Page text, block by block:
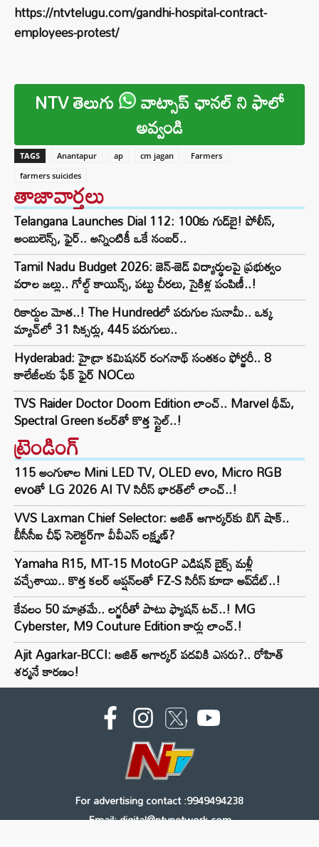
https://ntvtelugu.com/gandhi-hospital-contract-
employees-protest/
NTV తెలుగు వాట్సాప్ ఛానల్ ని ఫాలో
అవ్వండి
TAGS Anantapur ap cm jagan
Farmers
farmers suicides
తాజావార్తలు
Telangana Launches Dial 112: 100కు గుడ్‌బై! పోలీస్,
అంబులెన్స్, ఫైర్.. అన్నింటికీ ఒకే నంబర్..
Tamil Nadu Budget 2026: జెన్-జెడ్ విద్యార్థులపై ప్రభుత్వం
వరాల జల్లు.. గోల్డ్ కాయిన్స్, పట్టు చీరలు, సైకిళ్ల పంపిణీ..!
రికార్డుల మోత..! The Hundredలో పరుగుల సునామీ.. ఒక్క
మ్యాచ్‌లో 31 సిక్సర్లు, 445 పరుగులు..
Hyderabad: హైడ్రా కమిషనర్ రంగనాథ్ సంతకం ఫోర్జరీ.. 8
కాలేజీలకు ఫేక్ ఫైర్ NOCలు
TVS Raider Doctor Doom Edition లాంచ్.. Marvel థీమ్,
Spectral Green కలర్‌తో కొత్త స్టైల్..!
ట్రెండింగ్‌
115 అంగుళాల Mini LED TV, OLED evo, Micro RGB
evoతో LG 2026 AI TV సిరీస్ భారత్‌లో లాంచ్..!
VVS Laxman Chief Selector: అజిత్ అగార్కర్‌కు బిగ్ షాక్..
బీసీసీఐ చీఫ్ సెలెక్టర్‌గా వీవీఎస్ లక్ష్మణ్?
Yamaha R15, MT-15 MotoGP ఎడిషన్ బైక్స్ మళ్లీ
వచ్చేశాయి.. కొత్త కలర్ ఆప్షన్‌లతో FZ-S సిరీస్ కూడా అప్‌డేట్..!
కేవలం 50 మాత్రమే.. లగ్జరీతో పాటు ఫ్యాషన్ టచ్..! MG
Cyberster, M9 Couture Edition కార్లు లాంచ్.!
Ajit Agarkar-BCCI: అజిత్ అగార్కర్ పదవికి ఎసరు?.. రోహిత్
శర్మనే కారణం!
For advertising contact :9949494238
Email: digital@ntvnetwork.com